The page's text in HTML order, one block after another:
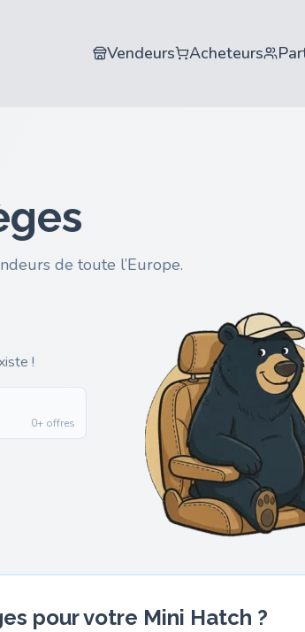
Vendeurs Acheteurs
de toute l’Europe.
!
0+ offres
pour votre Mini Hatch ?